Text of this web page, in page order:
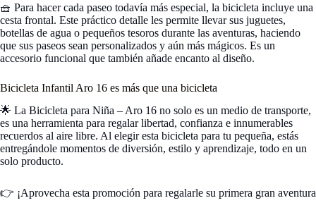
🧺 Para hacer cada paseo todavía más especial, la bicicleta incluye una
cesta frontal. Este práctico detalle les permite llevar sus juguetes,
botellas de agua o pequeños tesoros durante las aventuras, haciendo
que sus paseos sean personalizados y aún más mágicos. Es un
accesorio funcional que también añade encanto al diseño.
Bicicleta Infantil Aro 16 es más que una bicicleta
🌟 La Bicicleta para Niña – Aro 16 no solo es un medio de transporte,
es una herramienta para regalar libertad, confianza e innumerables
recuerdos al aire libre. Al elegir esta bicicleta para tu pequeña, estás
entregándole momentos de diversión, estilo y aprendizaje, todo en un
solo producto.
👉 ¡Aprovecha esta promoción para regalarle su primera gran aventura